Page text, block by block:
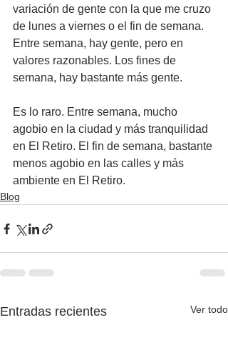
variación de gente con la que me cruzo
de lunes a viernes o el fin de semana.
Entre semana, hay gente, pero en
valores razonables. Los fines de
semana, hay bastante más gente.
Es lo raro. Entre semana, mucho
agobio en la ciudad y más tranquilidad
en El Retiro. El fin de semana, bastante
menos agobio en las calles y más
ambiente en El Retiro.
Blog
Entradas recientes Ver todo